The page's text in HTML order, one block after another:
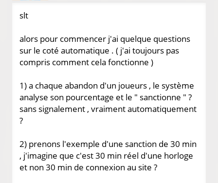
slt
alors pour commencer j'ai quelque questions
sur le coté automatique . ( j'ai toujours pas
compris comment cela fonctionne )
1) a chaque abandon d'un joueurs , le système
analyse son pourcentage et le " sanctionne " ?
sans signalement , vraiment automatiquement
?
2) prenons l'exemple d'une sanction de 30 min
, j'imagine que c'est 30 min réel d'une horloge
et non 30 min de connexion au site ?